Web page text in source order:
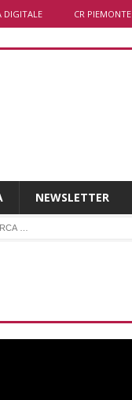
DIGITALE CR PIEMONTE
NEWSLETTER